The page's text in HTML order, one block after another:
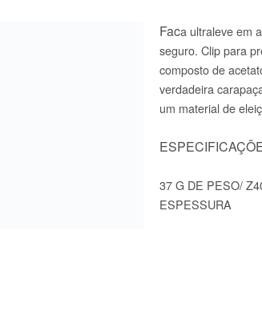
Faca ultraleve em
seguro. Clip para
composto de
verdadeira
um material de
37 G DE PESO/
ESPESSURA